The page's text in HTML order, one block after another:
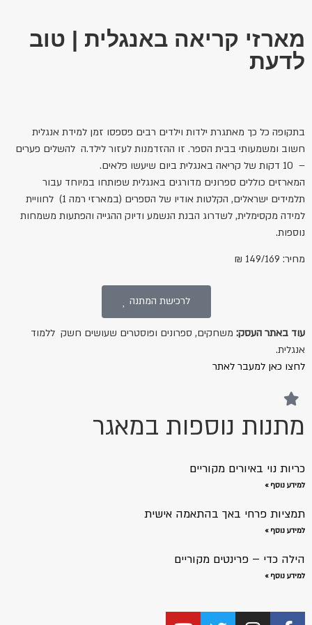
מארזי קריאה באנגלית | טוב
לדעת
בתקופה כל כך מאתגרת ילדות וילדים רבים פספסו זמן למידת אנגלית
חשוב ומשמעותי בבית הספר. זו ההזדמנות לעזור לילד.ה להשלים פערים
– 10 דקות של קריאה באנגלית ביום שיעשו פלאים.
המארזים כוללים ספרונים מדורגים באנגלית שפותחו במיוחד עבור
תלמידים ישראלים, הקלטות אודיו של הספרים (במארזי רמה 1) לחוויית
למידה מקסימלית, לשדרוג הבנת הנשמע ודיוק ההגייה והפתעות משמחות
נוספות.
מחיר: 149/169 ₪
לרכישת המתנה
עוד באתר העסק: משחקים, ספרונים ופוסטרים שעושים חשק ללמוד
אנגלית.
לחצו כאן למעבר לאתר
מתנות נוספות במאגר
כריות נוי באיורים מקוריים
למידע נוסף »
תמציות פרחי באך בהתאמה אישית
למידע נוסף »
הילה כדי – פרינטים מקוריים
למידע נוסף »